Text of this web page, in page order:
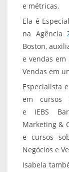
e métricas.
Ela é
na Agência
Boston,
e vendas
Vendas em
Especialista
em cursos
e IEBS
Marketing &
e cursos
Negócios e
Isabela